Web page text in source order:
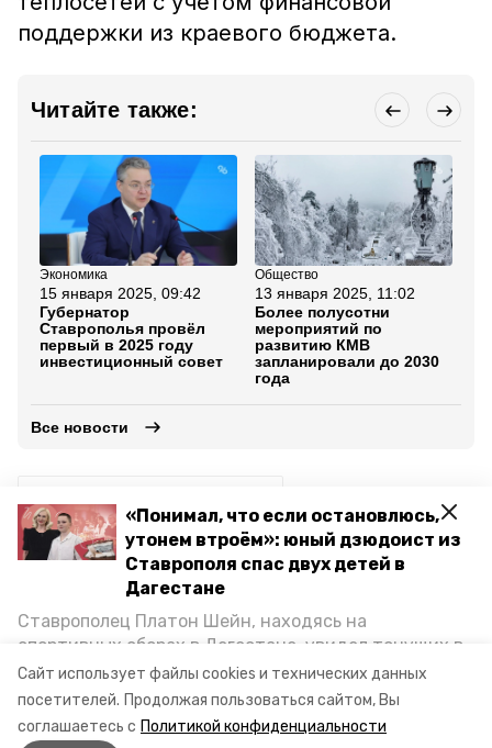
Сайт использует файлы cookies и технических данных
посетителей. Продолжая пользоваться сайтом, Вы
соглашаетесь с Политикой конфиденциальности
«Понимал, что если остановлюсь,
утонем втроём»: юный дзюдоист из
Ставрополя спас двух детей в
Дагестане
Ставрополец Платон Шейн, находясь на
спортивных сборах в Дегестане, увидел тонущих в
Каспийском море детей и бросился на помощь. По
возвращении домой, отважного мальчика
пригласили в министерство образования края и
наградили. Корреспондент «Победы26» пообщался
поддержки из краевого бюджета.
Читайте также:
Экономика
15 января 2025, 09:42
Губернатор
Ставрополья провёл
первый в 2025 году
инвестиционный совет
Общество
13 января 2025, 11:02
Более полусотни
мероприятий по
развитию КМВ
запланировали до 2030
года
Все новости
ставропольский край
коммунальная инфраструктура
пресс-конференция владимира владимирова
губернатор владимир владимиров